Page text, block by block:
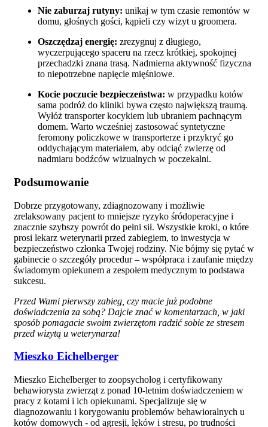
Nie zaburzaj rutyny: unikaj w tym czasie remontów w
domu, głośnych gości, kąpieli czy wizyt u groomera.
Oszczędzaj energię: zrezygnuj z długiego,
wyczerpującego spaceru na rzecz krótkiej, spokojnej
przechadzki znana trasą. Nadmierna aktywność fizyczna
to niepotrzebne napięcie mięśniowe.
Kocie poczucie bezpieczeństwa: w przypadku kotów
sama podróż do kliniki bywa często największą traumą.
Wyłóż transporter kocykiem lub ubraniem pachnącym
domem. Warto wcześniej zastosować syntetyczne
feromony policzkowe w transporterze i przykryć go
oddychającym materiałem, aby odciąć zwierzę od
nadmiaru bodźców wizualnych w poczekalni.
Podsumowanie
Dobrze przygotowany, zdiagnozowany i możliwie
zrelaksowany pacjent to mniejsze ryzyko śródoperacyjne i
znacznie szybszy powrót do pełni sił. Wszystkie kroki, o które
prosi lekarz weterynarii przed zabiegiem, to inwestycja w
bezpieczeństwo członka Twojej rodziny. Nie bójmy się pytać w
gabinecie o szczegóły procedur – współpraca i zaufanie między
świadomym opiekunem a zespołem medycznym to podstawa
sukcesu.
Przed Wami pierwszy zabieg, czy macie już podobne
doświadczenia za sobą? Dajcie znać w komentarzach, w jaki
sposób pomagacie swoim zwierzętom radzić sobie ze stresem
przed wizytą u weterynarza!
Mieszko Eichelberger
Mieszko Eichelberger to zoopsycholog i certyfikowany
behawiorysta zwierząt z ponad 10-letnim doświadczeniem w
pracy z kotami i ich opiekunami. Specjalizuje się w
diagnozowaniu i korygowaniu problemów behawioralnych u
kotów domowych - od agresji, lęków i stresu, po trudności